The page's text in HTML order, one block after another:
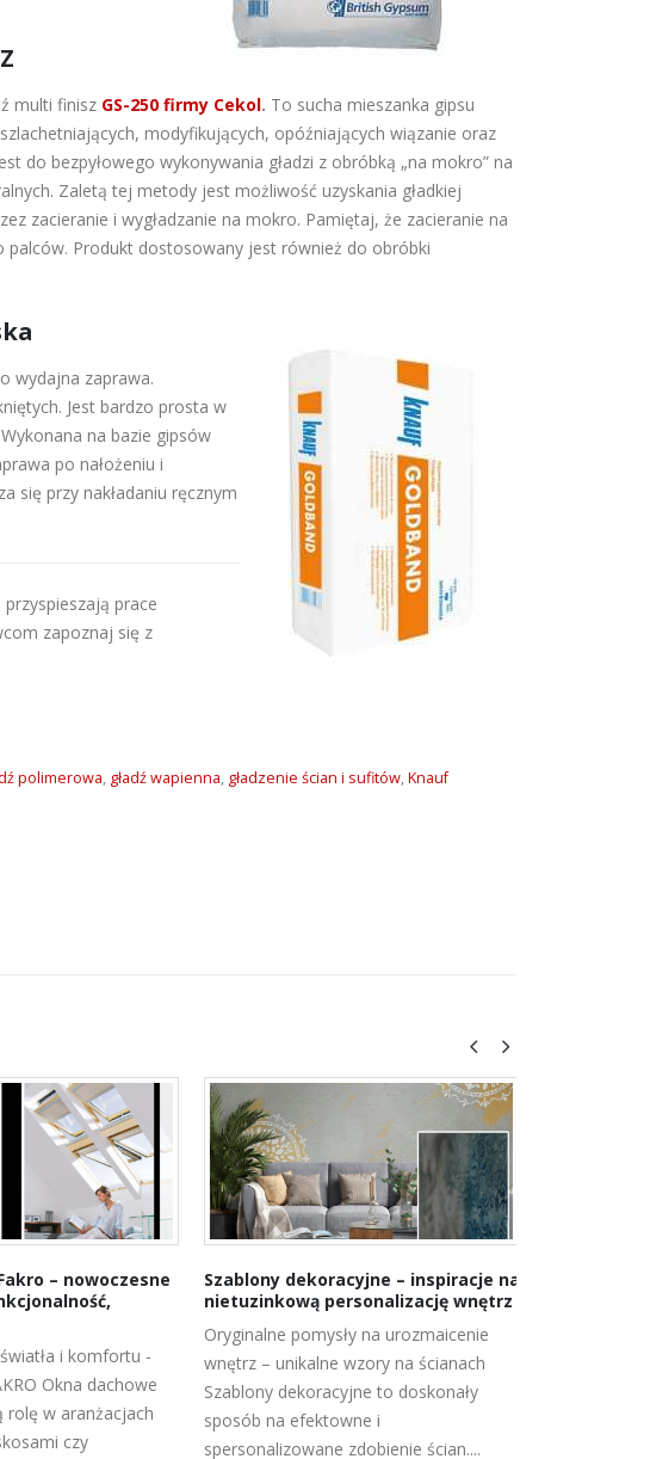
multi finisz GS-250 firmy Cekol. To sucha mieszanka gipsu
modyfikujących, opóźniających wiązanie oraz
do bezpyłowego wykonywania gładzi z obróbką „na mokro” na
Zaletą tej metody jest możliwość uzyskania gładkiej
zacieranie i wygładzanie na mokro. Pamiętaj, że zacieranie na
Produkt dostosowany jest również do obróbki
wydajna zaprawa.
Jest bardzo prosta w
na bazie gipsów
po nałożeniu i
się przy nakładaniu ręcznym
prace
zapoznaj się z
polimerowa, gładź wapienna, gładzenie ścian i sufitów,Knauf
– nowoczesne
i komfortu -
Okna dachowe
w aranżacjach
czy
Szablony dekoracyjne – inspiracje na
nietuzinkową personalizację wnętrz
Oryginalne pomysły na urozmaicenie
wnętrz – unikalne wzory na ścianach
Szablony dekoracyjne to doskonały
sposób na efektowne i
spersonalizowane zdobienie ścian....